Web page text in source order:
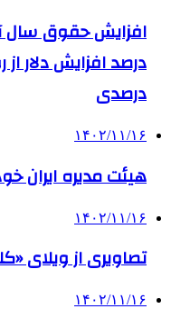
درصدی
۱۴۰۲/۱۱/۱۶
هیئت مدیره ایران
۱۴۰۲/۱۱/۱۶
تصاویری از ویلای
۱۴۰۲/۱۱/۱۶